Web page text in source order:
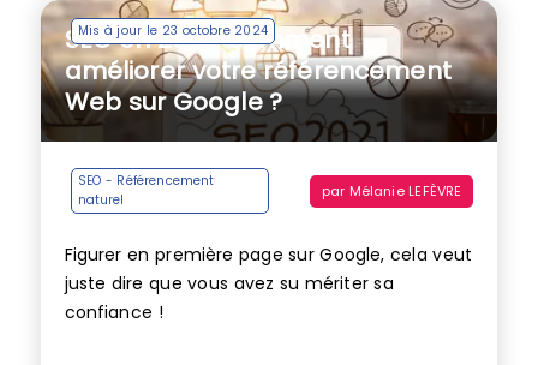
Mis à jour le 23 octobre 2024
SEO en 2021 : comment
améliorer votre référencement
Web sur Google ?
SEO - Référencement
naturel
par Mélanie LEFÈVRE
Figurer en première page sur Google, cela veut
juste dire que vous avez su mériter sa
confiance !